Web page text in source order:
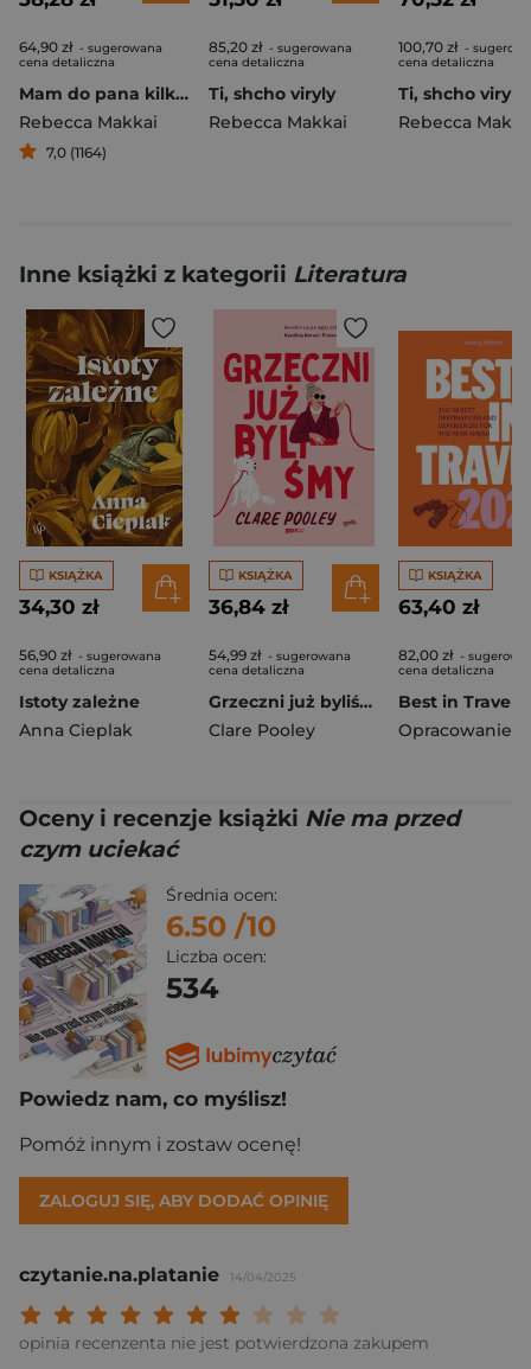
64,90 zł - sugerowana
cena detaliczna
Mam do pana kilka pytań
Rebecca Makkai
7,0 (1164)
85,20 zł - sugerowana
cena detaliczna
Ti, shcho viryly
Rebecca Makkai
100,70 zł -
cena detaliczna
Rebecca
Inne książki z kategorii Literatura
KSIĄŻKA
34,30 zł
56,90 zł - sugerowana
cena detaliczna
Istoty zależne
Anna Cieplak
KSIĄŻKA
36,84 zł
54,99 zł - sugerowana
cena detaliczna
Grzeczni już byliśmy
Clare Pooley
KSIĄŻKA
63,40 zł
82,00 zł -
cena detaliczna
Oceny i recenzje książki Nie ma przed
czym uciekać
Średnia ocen:
6.50 /10
Liczba ocen:
534
Powiedz nam, co myślisz!
Pomóż innym i zostaw ocenę!
ZALOGUJ SIĘ, ABY DODAĆ OPINIĘ
czytanie.na.platanie 14/04/2025
Twoja ocena:
Twoja ocena: Wybitna 9/
Twoja ocena: Rewelacyjna 8/
Twoja ocena: Bardzo dobra 7/10"
Twoja ocena: Dobra 6/10"
Twoja ocena: Przeciętna 5/10"
Twoja ocena: Może być 4/10"
Twoja ocena: Słaba 3/10"
Twoja ocena: Bardzo słaba 2/10"
Twoja ocena: Beznadziejna 1/10"
opinia recenzenta nie jest potwierdzona zakupem